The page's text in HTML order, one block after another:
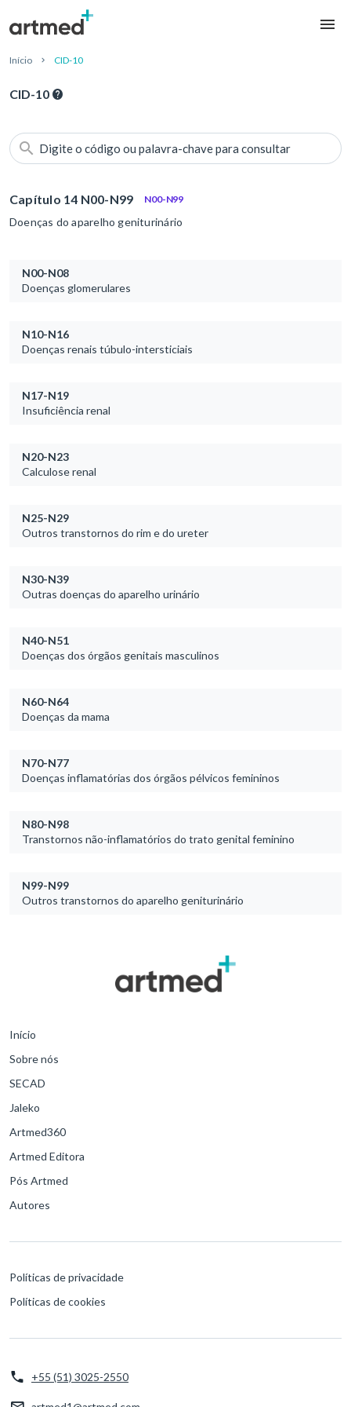
Início CID-10
CID-10
Digite o código ou palavra-chave para consultar
Capítulo 14 N00-N99 N00-N99
Doenças do aparelho geniturinário
N00-N08
Doenças glomerulares
N10-N16
Doenças renais túbulo-intersticiais
N17-N19
Insuficiência renal
N20-N23
Calculose renal
N25-N29
Outros transtornos do rim e do ureter
N30-N39
Outras doenças do aparelho urinário
N40-N51
Doenças dos órgãos genitais masculinos
N60-N64
Doenças da mama
N70-N77
Doenças inflamatórias dos órgãos pélvicos femininos
N80-N98
Transtornos não-inflamatórios do trato genital feminino
N99-N99
Outros transtornos do aparelho geniturinário
Início
Sobre nós
SECAD
Jaleko
Artmed360
Artmed Editora
Pós Artmed
Autores
Políticas de privacidade
Políticas de cookies
+55 (51) 3025-2550